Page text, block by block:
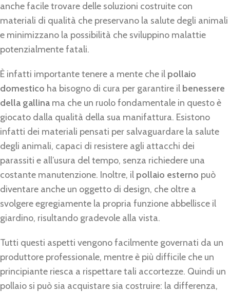
anche facile trovare delle soluzioni costruite con
materiali di qualità che preservano la salute degli animali
e minimizzano la possibilità che sviluppino malattie
potenzialmente fatali.
È infatti importante tenere a mente che il pollaio
domestico ha bisogno di cura per garantire il benessere
della gallina ma che un ruolo fondamentale in questo è
giocato dalla qualità della sua manifattura. Esistono
infatti dei materiali pensati per salvaguardare la salute
degli animali, capaci di resistere agli attacchi dei
parassiti e all’usura del tempo, senza richiedere una
costante manutenzione. Inoltre, il pollaio esterno può
diventare anche un oggetto di design, che oltre a
svolgere egregiamente la propria funzione abbellisce il
giardino, risultando gradevole alla vista.
Tutti questi aspetti vengono facilmente governati da un
produttore professionale, mentre è più difficile che un
principiante riesca a rispettare tali accortezze. Quindi un
pollaio si può sia acquistare sia costruire: la differenza,